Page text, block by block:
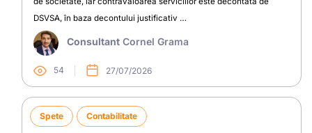
DSVSA, în baza decontului justificativ …
Consultant Cornel Grama
54 27/07/2026
Spete Contabilitate